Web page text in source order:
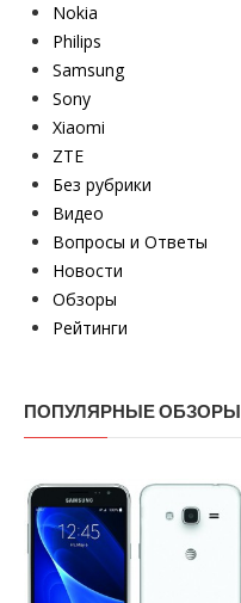
Nokia
Philips
Samsung
Sony
Xiaomi
ZTE
Без рубрики
Видео
Вопросы и Ответы
Новости
Обзоры
Рейтинги
ПОПУЛЯРНЫЕ ОБЗОРЫ